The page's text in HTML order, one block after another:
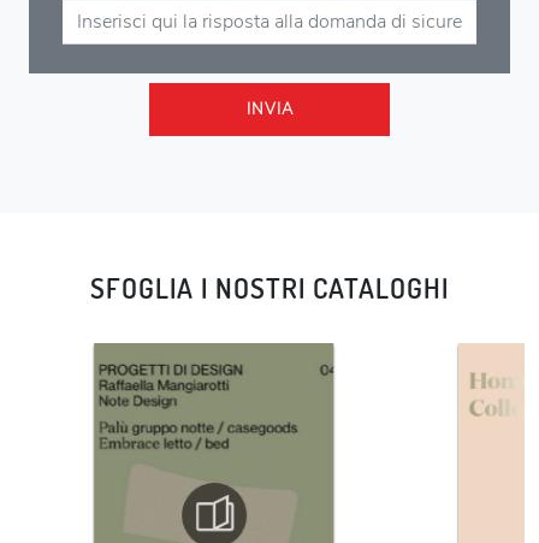
INVIA
SFOGLIA I NOSTRI CATALOGHI